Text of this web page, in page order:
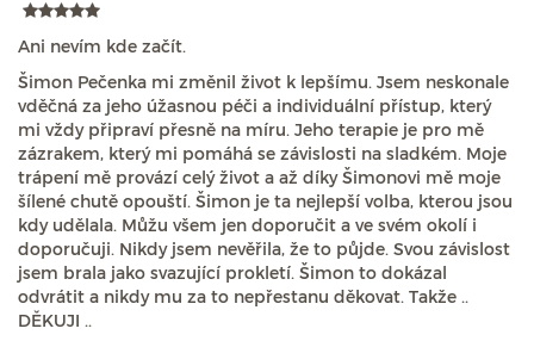
Ani nevím kde začít.
Šimon Pečenka mi změnil život k lepšímu. Jsem neskonale
vděčná za jeho úžasnou péči a individuální přístup, který
mi vždy připraví přesně na míru. Jeho terapie je pro mě
zázrakem, který mi pomáhá se závislosti na sladkém. Moje
trápení mě provází celý život a až díky Šimonovi mě moje
šílené chutě opouští. Šimon je ta nejlepší volba, kterou jsou
kdy udělala. Můžu všem jen doporučit a ve svém okolí i
doporučuji. Nikdy jsem nevěřila, že to půjde. Svou závislost
jsem brala jako svazující prokletí. Šimon to dokázal
odvrátit a nikdy mu za to nepřestanu děkovat. Takže ..
DĚKUJI ..